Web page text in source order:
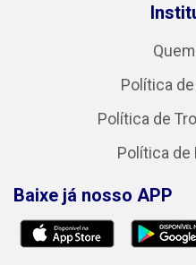
Política
Política de
Política de
Baixe já nosso APP